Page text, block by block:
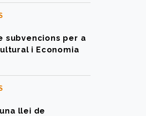
subvencions per a
i Economia
llei de